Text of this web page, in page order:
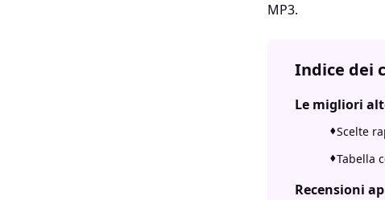
MP3.
Indice dei
Le migliori
Scelte
Tabella
Recensioni